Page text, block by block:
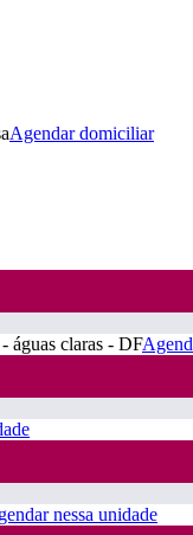
Agendar domiciliar
águas claras - DF
nessa unidade